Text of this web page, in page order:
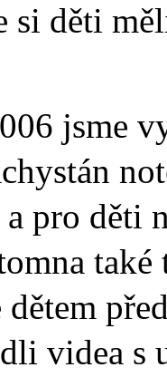
si děti
jsme
pro děti
dětem
videa